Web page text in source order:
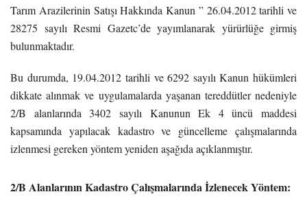
Tarım Arazilerinin Satışı Hakkında Kanun ” 26.04.2012 tarihli ve
28275 sayılı Resmi Gazetc’de yayımlanarak yürürlüğe girmiş
bulunmaktadır.
Bu durumda, 19.04.2012 tarihli ve 6292 sayılı Kanun hükümleri
dikkate alınmak ve uygulamalarda yaşanan tereddütler nedeniyle
2/B alanlarında 3402 sayılı Kanunun Ek 4 üncü maddesi
kapsamında yapılacak kadastro ve güncelleme çalışmalarında
izlenmesi gereken yöntem yeniden aşağıda açıklanmıştır.
2/B Alanlarının Kadastro Çalışmalarında İzlenecek Yöntem: